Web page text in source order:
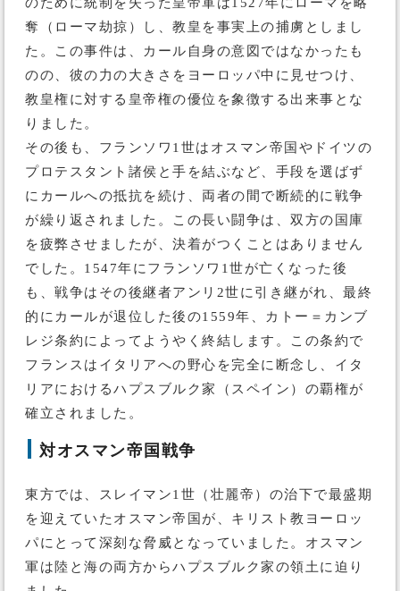
奪（ローマ劫掠）し、教皇を事実上の捕虜としまし
た。この事件は、カール自身の意図ではなかったも
のの、彼の力の大きさをヨーロッパ中に見せつけ、
教皇権に対する皇帝権の優位を象徴する出来事とな
りました。
その後も、フランソワ1世はオスマン帝国やドイツの
プロテスタント諸侯と手を結ぶなど、手段を選ばず
にカールへの抵抗を続け、両者の間で断続的に戦争
が繰り返されました。この長い闘争は、双方の国庫
を疲弊させましたが、決着がつくことはありません
でした。1547年にフランソワ1世が亡くなった後
も、戦争はその後継者アンリ2世に引き継がれ、最終
的にカールが退位した後の1559年、カトー＝カンブ
レジ条約によってようやく終結します。この条約で
フランスはイタリアへの野心を完全に断念し、イタ
リアにおけるハプスブルク家（スペイン）の覇権が
確立されました。
対オスマン帝国戦争
東方では、スレイマン1世（壮麗帝）の治下で最盛期
を迎えていたオスマン帝国が、キリスト教ヨーロッ
パにとって深刻な脅威となっていました。オスマン
軍は陸と海の両方からハプスブルク家の領土に迫り